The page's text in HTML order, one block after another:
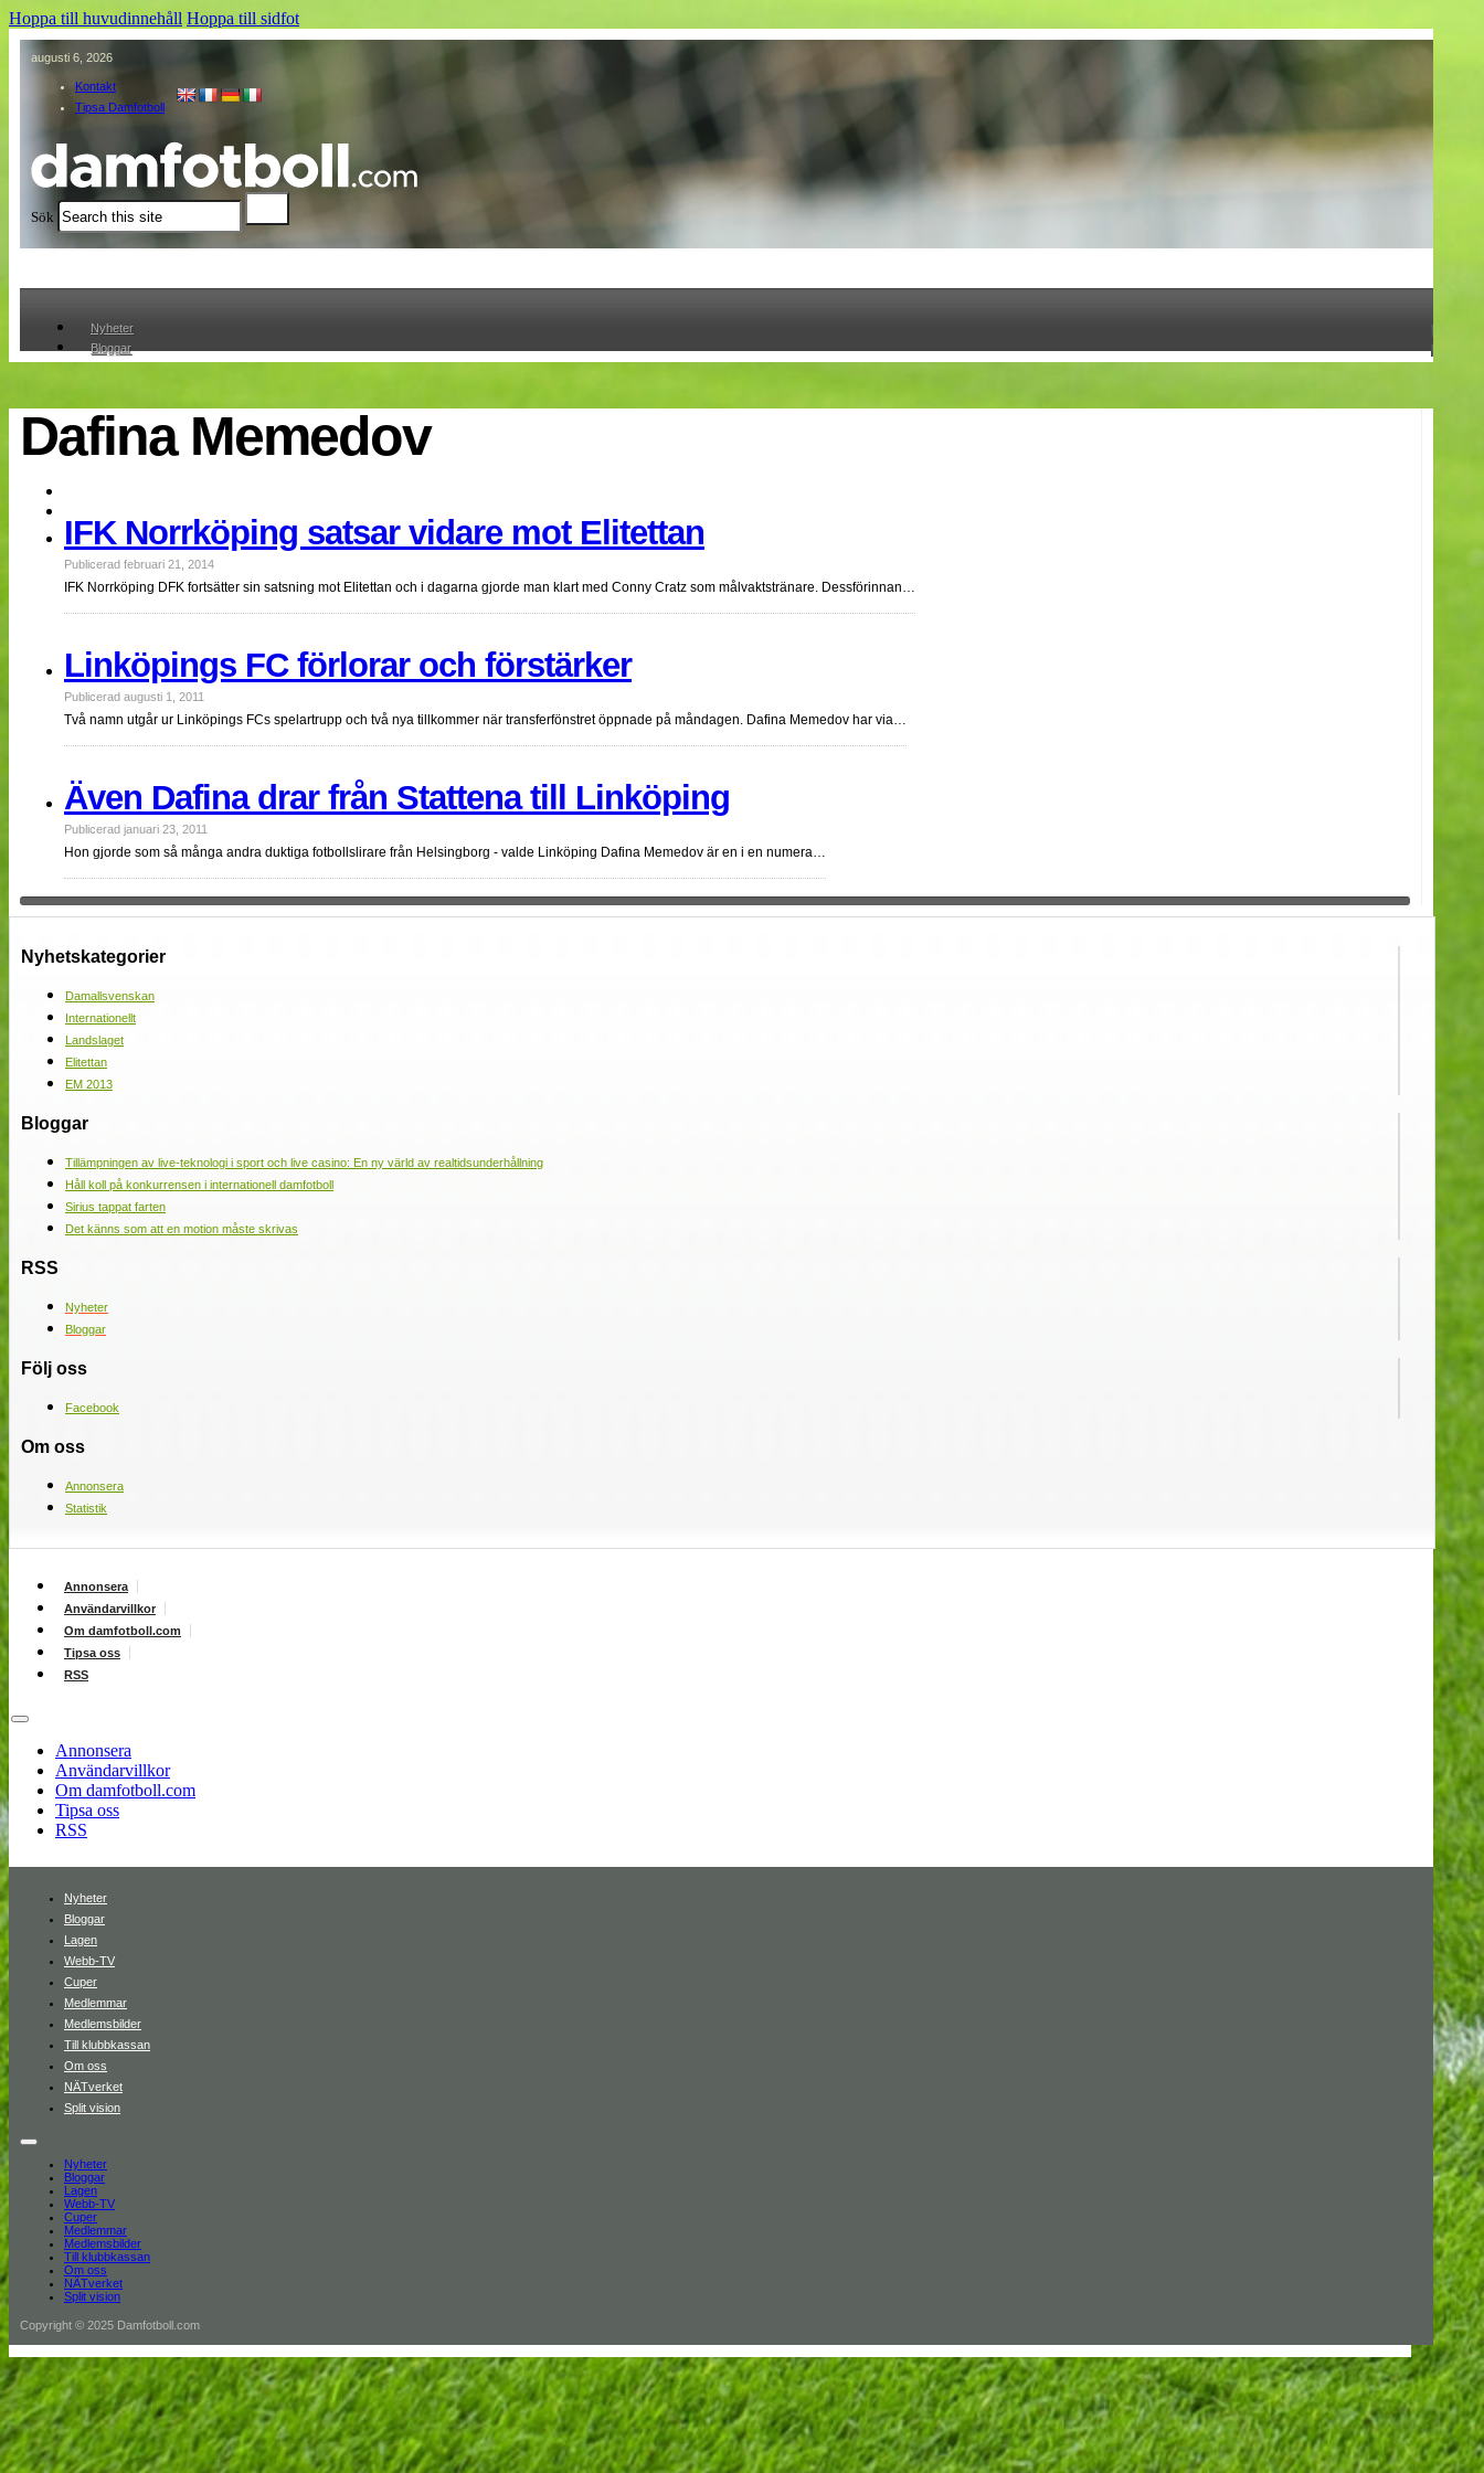
Hoppa till huvudinnehåll Hoppa till sidfot
augusti 6, 2026
Kontakt
Tipsa Damfotboll
Sök
Nyheter
Bloggar
Cuper
Medlemmar
Medlemsbilder
Split vision
Nyheter
Bloggar
Webb-TV
Cuper
Medlemmar
Medlemsbilder
NÄTverket
Split vision
Dafina Memedov
IFK Norrköping satsar vidare mot Elitettan
Publicerad februari 21, 2014
IFK Norrköping DFK fortsätter sin satsning mot Elitettan och i dagarna gjorde man klart med Conny Cratz som målvaktstränare. Dessförinnan…
Linköpings FC förlorar och förstärker
Publicerad augusti 1, 2011
Två namn utgår ur Linköpings FCs spelartrupp och två nya tillkommer när transferfönstret öppnade på måndagen. Dafina Memedov har via…
Även Dafina drar från Stattena till Linköping
Publicerad januari 23, 2011
Hon gjorde som så många andra duktiga fotbollslirare från Helsingborg - valde Linköping Dafina Memedov är en i en numera…
Nyhetskategorier
Damallsvenskan
Internationellt
Landslaget
Elitettan
EM 2013
Bloggar
Tillämpningen av live-teknologi i sport och live casino: En ny värld av realtidsunderhållning
Håll koll på konkurrensen i internationell damfotboll
Sirius tappat farten
Det känns som att en motion måste skrivas
RSS
Nyheter
Bloggar
Följ oss
Facebook
Om oss
Annonsera
Statistik
Annonsera
Användarvillkor
Om damfotboll.com
Tipsa oss
RSS
Annonsera
Användarvillkor
Om damfotboll.com
Tipsa oss
RSS
Nyheter
Bloggar
Lagen
Webb-TV
Cuper
Medlemmar
Medlemsbilder
Till klubbkassan
Om oss
NÄTverket
Split vision
Nyheter
Bloggar
Lagen
Webb-TV
Cuper
Medlemmar
Medlemsbilder
Till klubbkassan
Om oss
NÄTverket
Split vision
Copyright © 2025 Damfotboll.com